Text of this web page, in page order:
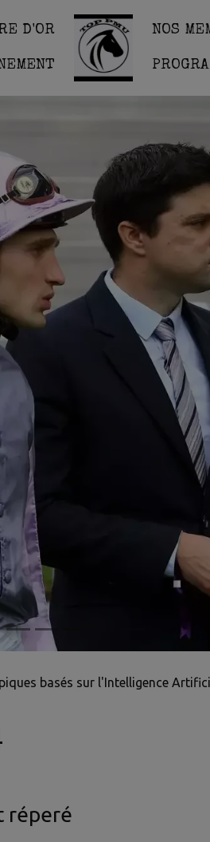
D'OR NOS
basés sur l'Intelligence
réperé